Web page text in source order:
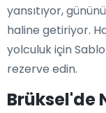
yansıtıyor,
haline getiriyor.
yolculuk için
rezerve edin.
Brüksel'de